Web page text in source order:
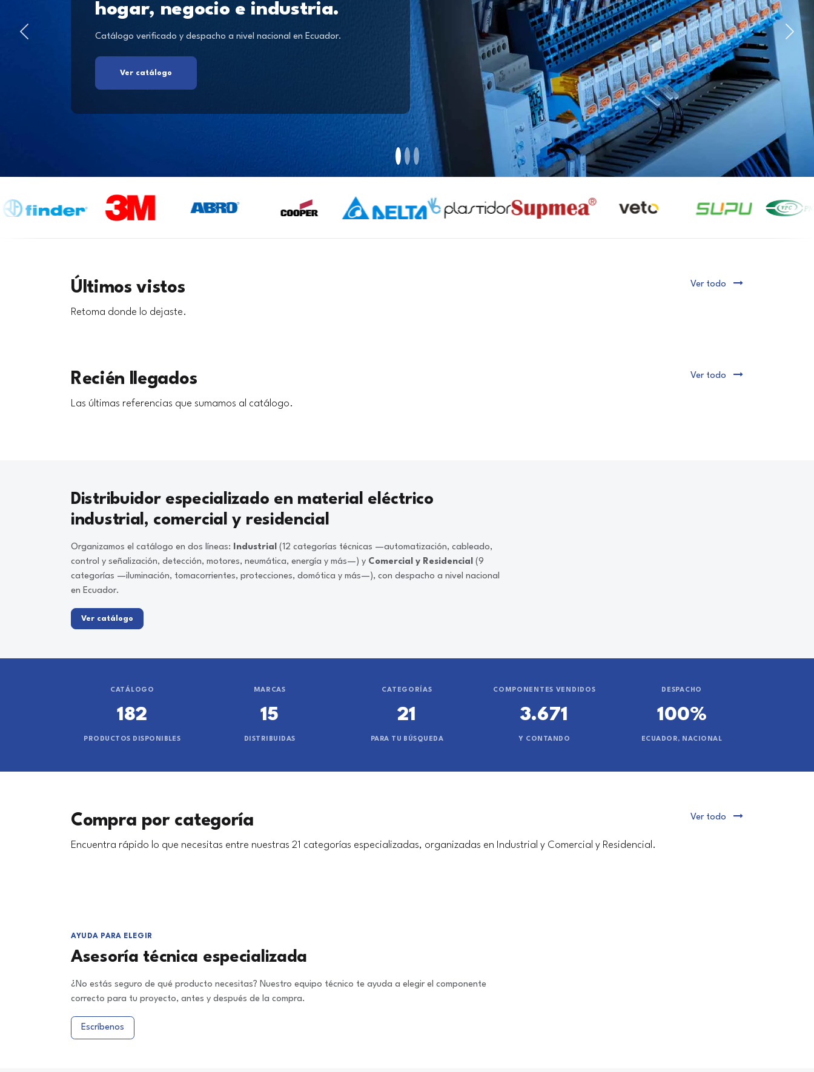
hogar, negocio e industria.
Catálogo verificado y despacho a nivel nacional en Ecuador.
Ver catálogo
Últimos vistos
Retoma donde lo dejaste.
Ver todo
Recién llegados
Las últimas referencias que sumamos al catálogo.
Ver todo
Distribuidor especializado en material eléctrico
industrial, comercial y residencial
Organizamos el catálogo en dos líneas: Industrial (12 categorías técnicas —automatización, cableado,
control y señalización, detección, motores, neumática, energía y más—) y Comercial y Residencial (9
categorías —iluminación, tomacorrientes, protecciones, domótica y más—), con despacho a nivel nacional
en Ecuador.
Ver catálogo
CATÁLOGO
182
PRODUCTOS DISPONIBLES
MARCAS
15
DISTRIBUIDAS
CATEGORÍAS
21
PARA TU BÚSQUEDA
COMPONENTES VENDIDOS
3.671
Y CONTANDO
DESPACHO
100%
ECUADOR, NACIONAL
Compra por categoría
Encuentra rápido lo que necesitas entre nuestras 21 categorías especializadas, organizadas en Industrial y Comercial y Residencial.
Ver todo
AYUDA PARA ELEGIR
Asesoría técnica especializada
¿No estás seguro de qué producto necesitas? Nuestro equipo técnico te ayuda a elegir el componente
correcto para tu proyecto, antes y después de la compra.
Escríbenos